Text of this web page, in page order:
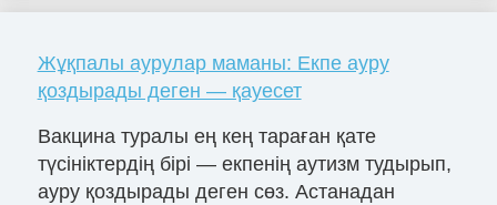
Жұқпалы аурулар маманы: Екпе ауру
қоздырады деген — қауесет
Вакцина туралы ең кең тараған қате
түсініктердің бірі — екпенің аутизм тудырып,
ауру қоздырады деген сөз. Астанадан